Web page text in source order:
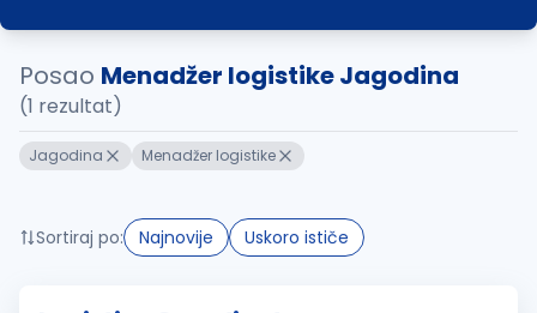
Posao Menadžer logistike Jagodina
(1 rezultat)
Jagodina Menadžer logistike
Sortiraj po: Najnovije Uskoro ističe